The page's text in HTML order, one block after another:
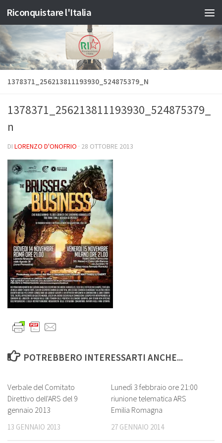
Salta al contenuto
Riconquistare l'Italia
1378371_256213811193930_524875379_N
1378371_256213811193930_524875379_
n
DI LORENZO D'ONOFRIO · 28 OTTOBRE 2013
POTREBBERO INTERESSARTI ANCHE...
Verbale del Comitato
Direttivo dell'ARS del 9
gennaio 2013
13 GENNAIO 2013
Lunedì 3 febbraio ore 21:00
riunione telematica ARS
Emilia Romagna
27 GENNAIO 2014